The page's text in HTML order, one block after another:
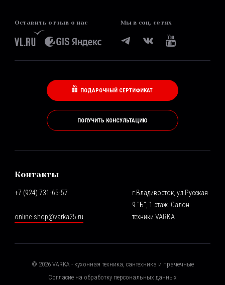
Оставить отзыв о нас Мы в соц. сетях
ПОДАРОЧНЫЙ СЕРТИФИКАТ
ПОЛУЧИТЬ КОНСУЛЬТАЦИЮ
Контакты
+7 (924) 731-65-57
online-shop@varka25.ru
г.Владивосток, ул.Русская
9 "Б", 1 этаж. Салон
техники VARKA
© 2026VARKA - кухонная техника, сантехника и прачечные
Согласие на обработку персональных данных